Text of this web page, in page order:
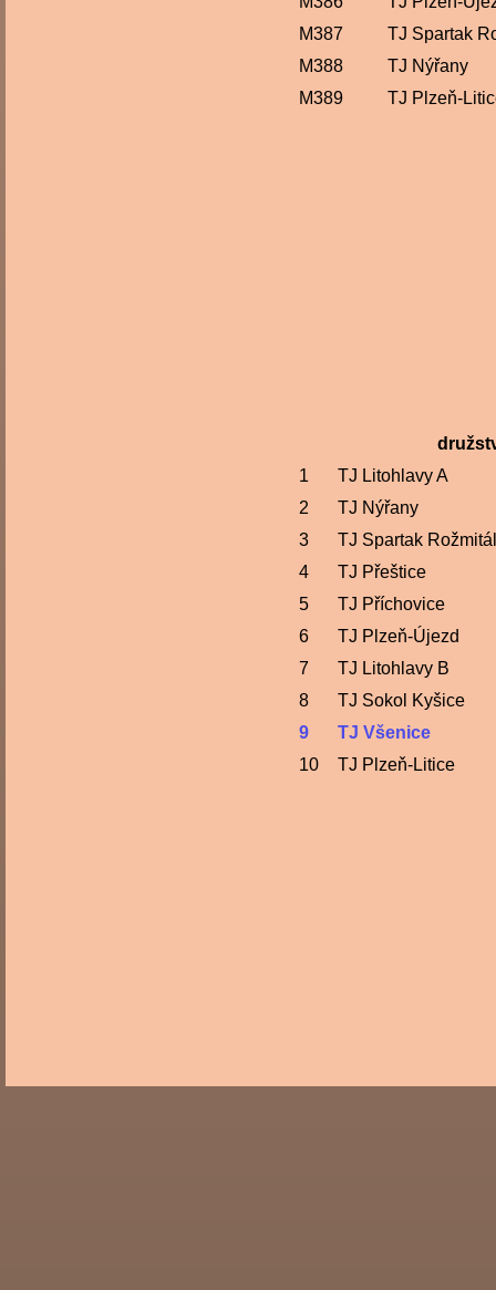
M387
TJ Spartak
M388
TJ Nýřany
M389
TJ Plzeň-
1
TJ Litohlavy A
2
TJ Nýřany
3
TJ Spartak Rožmitál
4
TJ Přeštice
5
TJ Příchovice
6
TJ Plzeň-Újezd
7
TJ Litohlavy B
8
TJ Sokol Kyšice
9
TJ Všenice
10
TJ Plzeň-Litice